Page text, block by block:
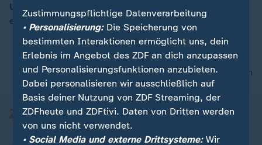
USA produziert werden. In Europa befürchtet man
einen Handelskrieg.
nach oben
Zustimmungspflichtige Datenverarbeitung
• Personalisierung:Die Speicherung von
bestimmten Interaktionen ermöglicht uns, dein
Erlebnis im Angebot des ZDF an dich anzupassen
und Personalisierungsfunktionen anzubieten.
Dabei personalisieren wir ausschließlich auf
Basis deiner Nutzung von ZDF Streaming, der
ZDFheute und ZDFtivi. Daten von Dritten werden
von uns nicht verwendet.
• Social Media und externe Drittsysteme:Wir